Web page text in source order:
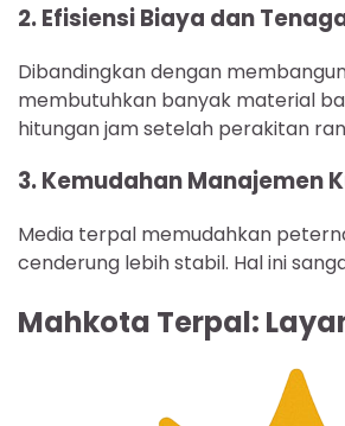
2. Efisiensi Biaya dan
Dibandingkan dengan
membutuhkan banyak material
hitungan jam setelah perakitan
3. Kemudahan Manajemen
Media terpal memudahkan
cenderung lebih stabil. Hal ini
Mahkota Terpal: